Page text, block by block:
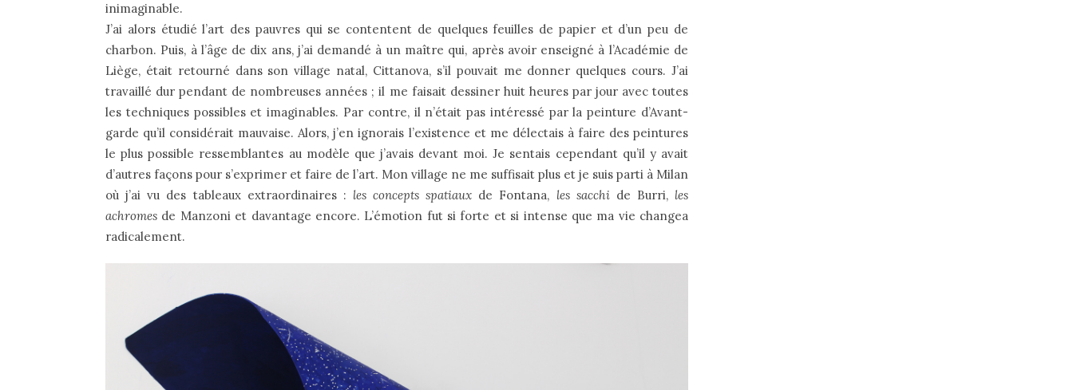
inimaginable.
J’ai alors étudié l’art des pauvres qui se contentent de quelques feuilles de papier et d’un peu de
charbon. Puis, à l’âge de dix ans, j’ai demandé à un maître qui, après avoir enseigné à l’Académie de
Liège, était retourné dans son village natal, Cittanova, s’il pouvait me donner quelques cours. J’ai
travaillé dur pendant de nombreuses années ; il me faisait dessiner huit heures par jour avec toutes
les techniques possibles et imaginables. Par contre, il n’était pas intéressé par la peinture d’Avant-
garde qu’il considérait mauvaise. Alors, j’en ignorais l’existence et me délectais à faire des peintures
le plus possible ressemblantes au modèle que j’avais devant moi. Je sentais cependant qu’il y avait
d’autres façons pour s’exprimer et faire de l’art. Mon village ne me suffisait plus et je suis parti à Milan
où j’ai vu des tableaux extraordinaires : les concepts spatiaux de Fontana, les sacchide Burri, les
achromes de Manzoni et davantage encore. L’émotion fut si forte et si intense que ma vie changea
radicalement.